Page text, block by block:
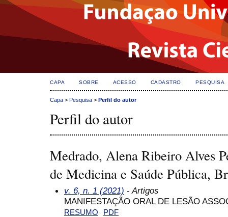
CAPA SOBRE ACESSO CADASTRO PESQUISA
Capa > Pesquisa > Perfil do autor
Perfil do autor
Medrado, Alena Ribeiro Alves
de Medicina e Saúde Pública,
v. 6, n. 1 (2021) - Artigos
MANIFESTAÇÃO ORAL DE LESÃO
RESUMO PDF